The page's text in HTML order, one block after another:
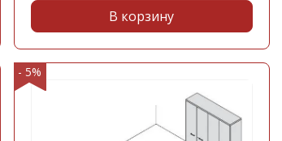
В корзину
- 5%